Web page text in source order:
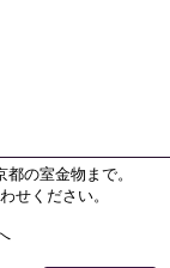
の室金物まで。
せください。